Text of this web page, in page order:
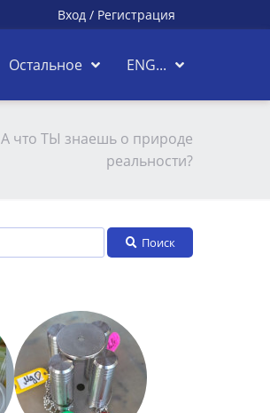
Вход / Регистрация
Остальное ENG...
А что ТЫ знаешь о природе
реальности?
Поиск